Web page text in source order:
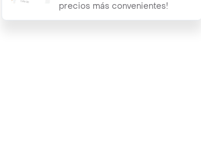
precios más convenientes!
terrario circular